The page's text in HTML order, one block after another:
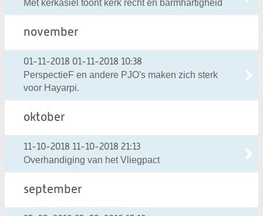
Met kerkasiel toont kerk recht en barmhartigheid
november
01-11-2018 01-11-2018 10:38
PerspectieF en andere PJO's maken zich sterk
voor Hayarpi.
oktober
11-10-2018 11-10-2018 21:13
Overhandiging van het Vliegpact
september